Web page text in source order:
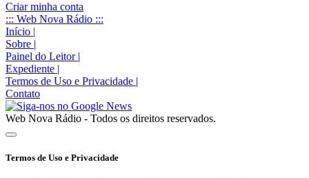
Criar minha conta
::: Web Nova Rádio :::
Início |
Sobre |
Painel do Leitor |
Expediente |
Termos de Uso e Privacidade |
Contato
Web Nova Rádio - Todos os direitos reservados.
Termos de Uso e Privacidade